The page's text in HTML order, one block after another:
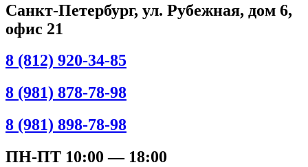
Санкт-Петербург, ул. Рубежная, дом 6,
офис 21
8 (812) 920-34-85
8 (981) 878-78-98
8 (981) 898-78-98
ПН-ПТ 10:00 — 18:00